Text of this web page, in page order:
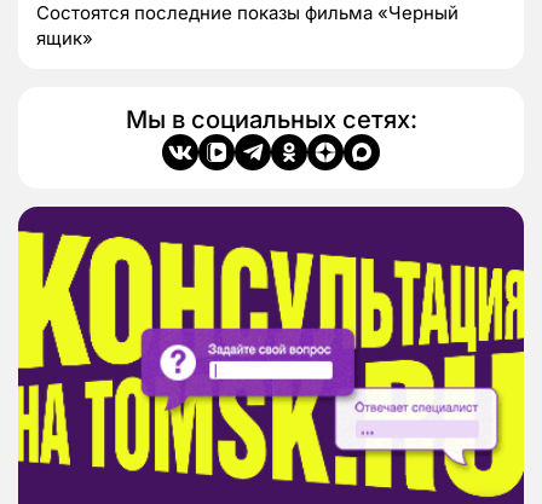
Состоятся последние показы фильма «Черный
ящик»
Мы в социальных сетях: